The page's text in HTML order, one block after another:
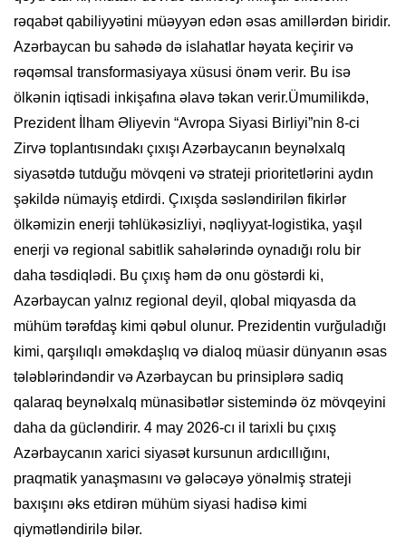
rəqabət qabiliyyətini müəyyən edən əsas amillərdən biridir.
Azərbaycan bu sahədə də islahatlar həyata keçirir və
rəqəmsal transformasiyaya xüsusi önəm verir. Bu isə
ölkənin iqtisadi inkişafına əlavə təkan verir.Ümumilikdə,
Prezident İlham Əliyevin “Avropa Siyasi Birliyi”nin 8-ci
Zirvə toplantısındakı çıxışı Azərbaycanın beynəlxalq
siyasətdə tutduğu mövqeni və strateji prioritetlərini aydın
şəkildə nümayiş etdirdi. Çıxışda səsləndirilən fikirlər
ölkəmizin enerji təhlükəsizliyi, nəqliyyat-logistika, yaşıl
enerji və regional sabitlik sahələrində oynadığı rolu bir
daha təsdiqlədi. Bu çıxış həm də onu göstərdi ki,
Azərbaycan yalnız regional deyil, qlobal miqyasda da
mühüm tərəfdaş kimi qəbul olunur. Prezidentin vurğuladığı
kimi, qarşılıqlı əməkdaşlıq və dialoq müasir dünyanın əsas
tələblərindəndir və Azərbaycan bu prinsiplərə sadiq
qalaraq beynəlxalq münasibətlər sistemində öz mövqeyini
daha da gücləndirir. 4 may 2026-cı il tarixli bu çıxış
Azərbaycanın xarici siyasət kursunun ardıcıllığını,
praqmatik yanaşmasını və gələcəyə yönəlmiş strateji
baxışını əks etdirən mühüm siyasi hadisə kimi
qiymətləndirilə bilər.